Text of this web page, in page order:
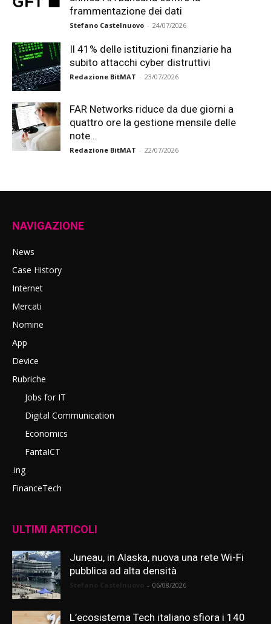
frammentazione dei dati
Stefano Castelnuovo - 24/07/2026
Il 41% delle istituzioni finanziarie ha
subito attacchi cyber distruttivi
Redazione BitMAT - 23/07/2026
FAR Networks riduce da due giorni a
quattro ore la gestione mensile delle
note...
Redazione BitMAT - 22/07/2026
NAVIGAZIONE
News
Case History
Internet
Mercati
Nomine
App
Device
Rubriche
Jobs for IT
Digital Communication
Economics
FantaICT
.ing
FinanceTech
ULTIMI ARTICOLI
Juneau, in Alaska, nuova una rete Wi-Fi
pubblica ad alta densità
- 06/08/2026
L’ecosistema Tech italiano sfiora i 140